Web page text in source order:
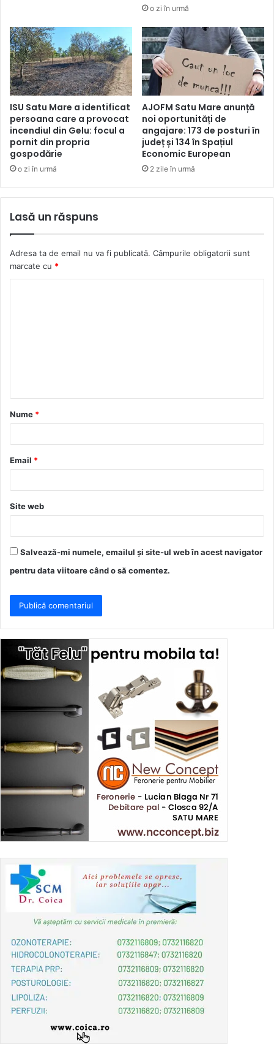
o zi în urmă
ISU Satu Mare a identificat
persoana care a provocat
incendiul din Gelu: focul a
pornit din propria
gospodărie
o zi în urmă
AJOFM Satu Mare anunță
noi oportunități de
angajare: 173 de posturi în
județ și 134 în Spațiul
Economic European
2 zile în urmă
Lasă un răspuns
Adresa ta de email nu va fi publicată. Câmpurile obligatorii sunt
marcate cu *
a
r
*
Nume *
Email *
Site web
Salvează-mi numele, emailul și site-ul web în acest navigator
pentru data viitoare când o să comentez.